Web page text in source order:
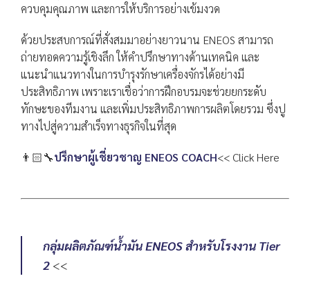
ควบคุมคุณภาพ และการให้บริการอย่างเข้มงวด
ด้วยประสบการณ์ที่สั่งสมมาอย่างยาวนาน ENEOS สามารถ
ถ่ายทอดความรู้เชิงลึก ให้คำปรึกษาทางด้านเทคนิค และ
แนะนำแนวทางในการบำรุงรักษาเครื่องจักรได้อย่างมี
ประสิทธิภาพ เพราะเราเชื่อว่าการฝึกอบรมจะช่วยยกระดับ
ทักษะของทีมงาน และเพิ่มประสิทธิภาพการผลิตโดยรวม ซึ่งปู
ทางไปสู่ความสำเร็จทางธุรกิจในที่สุด
👨🏻‍🔧ปรึกษาผู้เชี่ยวชาญ ENEOS COACH<< Click Here
กลุ่มผลิตภัณฑ์น้ำมัน ENEOS สำหรับโรงงาน Tier
2 <<